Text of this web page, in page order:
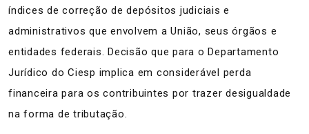
índices de correção de depósitos judiciais e
administrativos que envolvem a União, seus órgãos e
entidades federais. Decisão que para o Departamento
Jurídico do Ciesp implica em considerável perda
financeira para os contribuintes por trazer desigualdade
na forma de tributação.